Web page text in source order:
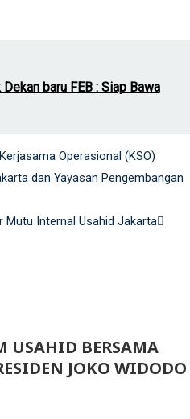
baru FEB : Siap Bawa
Operasional (KSO)
dan Yayasan Pengembangan
Mutu Internal Usahid Jakarta
USAHID BERSAMA
JOKO WIDODO